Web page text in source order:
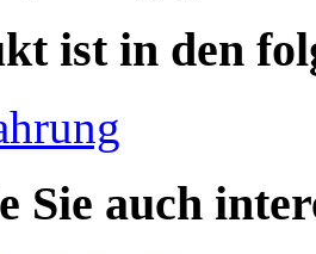
ist in den
Sie auch